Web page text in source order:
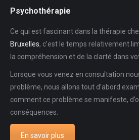
Psychothérapie
Ce qui est fascinant dans la thérapie
Bruxelles, c’est le temps relativement
la compréhension et de la clarté dans
Lorsque vous venez en consultation
problème, nous allons tout d’abord
comment ce problème se manifeste,
conséquences.
En savoir plus